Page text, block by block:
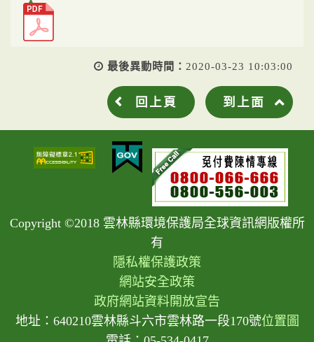
最後異動時間： 2020-03-23 10:03:00
回上頁 到上面
Copyright ©2018 雲林縣環境保護局全球資訊網版權所
有
隱私權保護政策
網站安全政策
政府網站資料開放宣告
地址：640210雲林縣斗六市雲林路一段170號位置圖